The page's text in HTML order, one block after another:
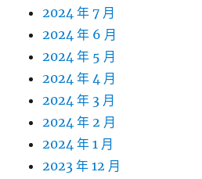
2024 年 7 月
2024 年 6 月
2024 年 5 月
2024 年 4 月
2024 年 3 月
2024 年 2 月
2024 年 1 月
2023 年 12 月